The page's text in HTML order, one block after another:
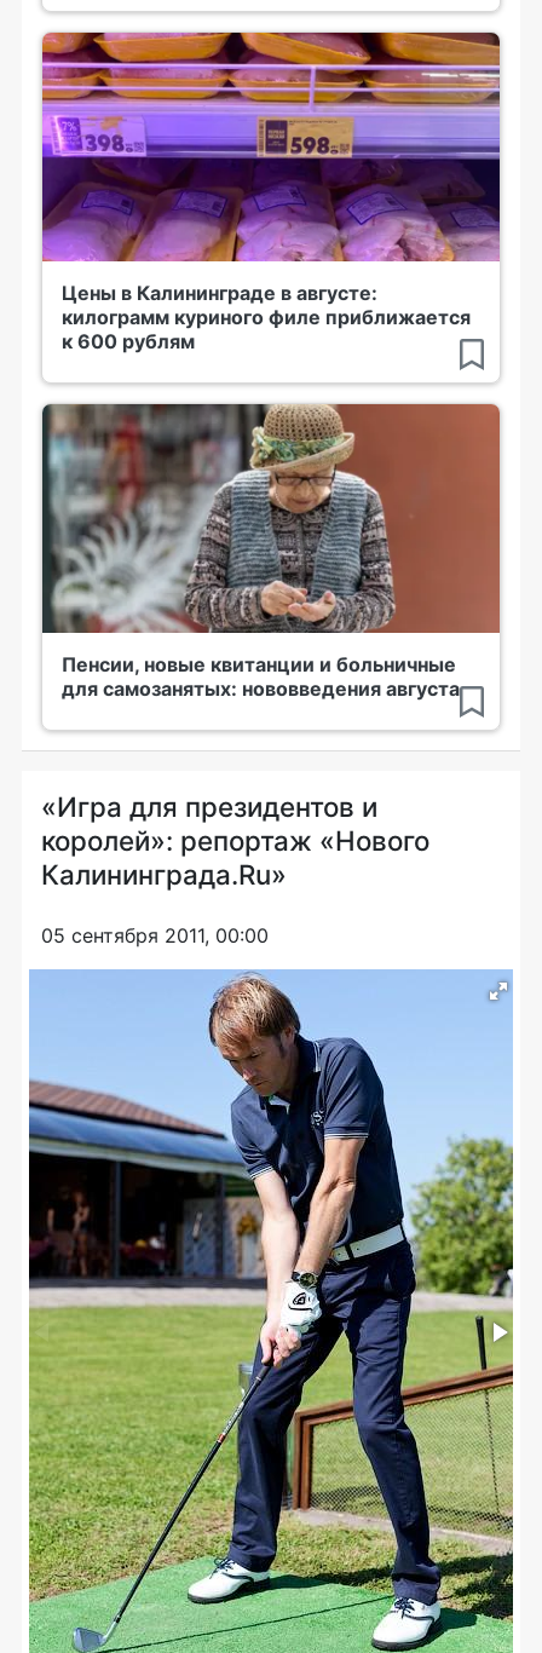
Цены в Калининграде в августе:
килограмм куриного филе приближается
к 600 рублям
Пенсии, новые квитанции и больничные
для самозанятых: нововведения августа
«Игра для президентов и
королей»: репортаж «Нового
Калининграда.Ru»
05 сентября 2011, 00:00